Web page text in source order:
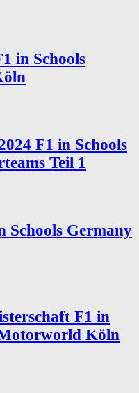
in Schools
F1 in Schools
Teil 1
Schools Germany
F1 in
Köln